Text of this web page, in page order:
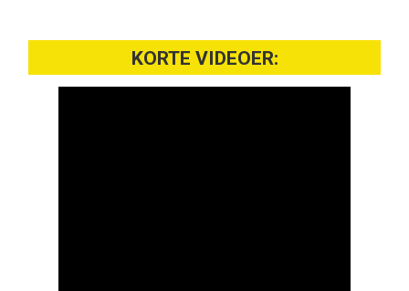
KORTE VIDEOER: